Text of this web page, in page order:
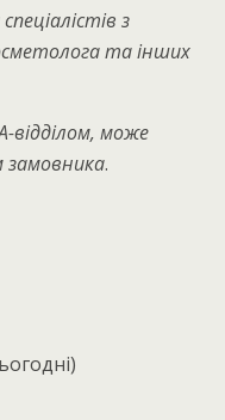
з
та інших
відділом, може
.